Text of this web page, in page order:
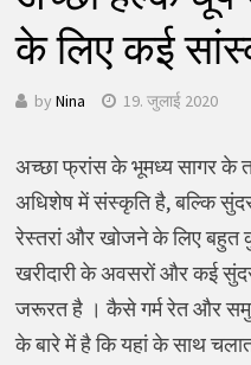
के लिए कई
by Nina 19. जुलाई 2020
अच्छा फ्रांस के भूमध्य सागर के
अधिशेष में संस्कृति है, बल्कि
रेस्तरां और खोजने के लिए बहुत
खरीदारी के अवसरों और कई
जरूरत है । कैसे गर्म रेत और
के बारे में है कि यहां के साथ